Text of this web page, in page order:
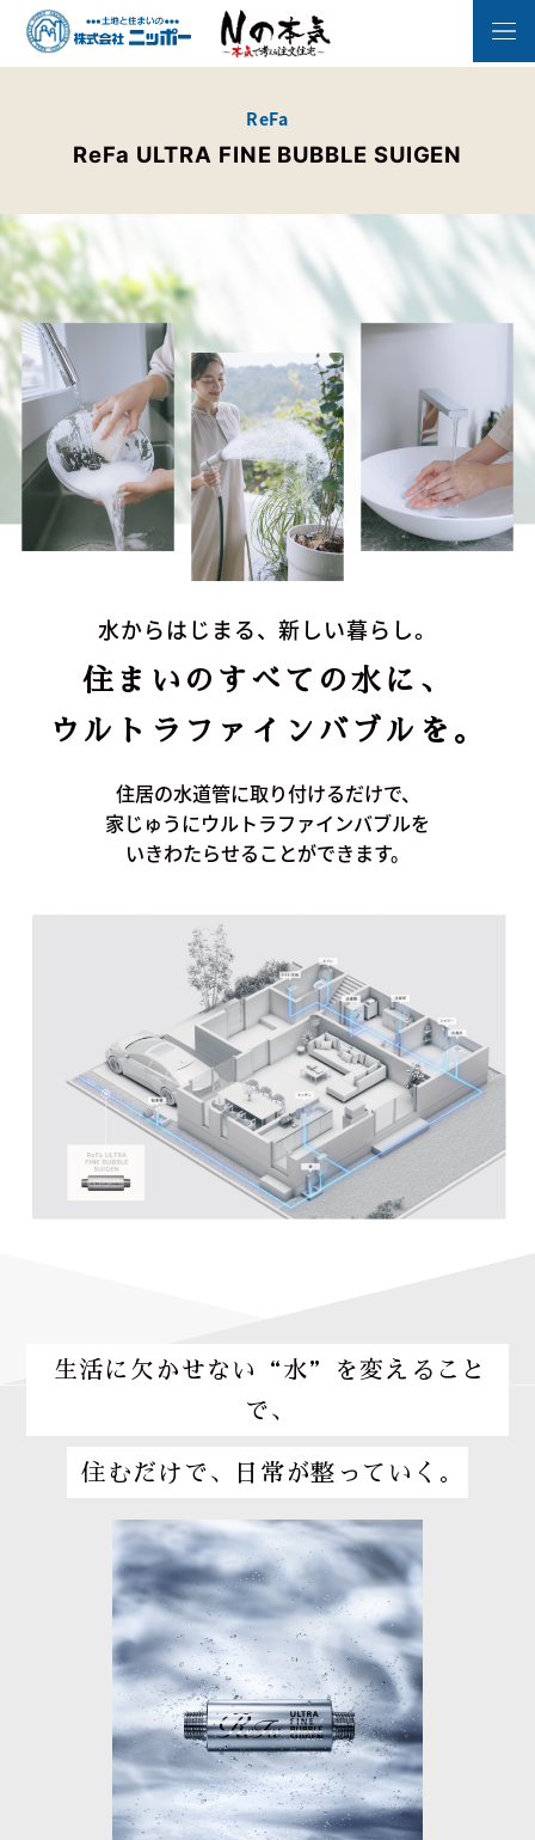
ReFa
ReFa ULTRA FINE BUBBLE SUIGEN
水からはじまる、新しい暮らし。
住まいのすべての水に、
ウルトラファインバブルを。
住居の水道管に取り付けるだけで、
家じゅうにウルトラファインバブルを
いきわたらせることができます。
生活に欠かせない“水”を変えること
で、
住むだけで、日常が整っていく。